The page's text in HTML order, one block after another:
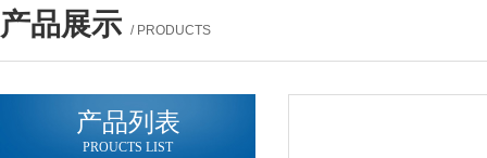
产品展示 / PRODUCTS
产品列表
PROUCTS LIST